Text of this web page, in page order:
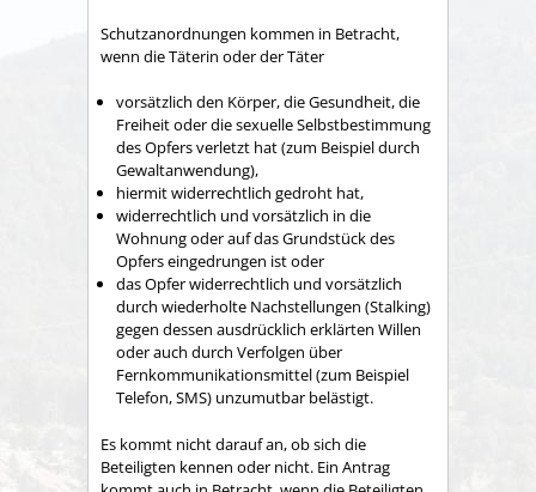
Schutzanordnungen kommen in Betracht,
wenn die Täterin oder der Täter
vorsätzlich den Körper, die Gesundheit, die
Freiheit oder die sexuelle Selbstbestimmung
des Opfers verletzt hat(zum Beispiel durch
Gewaltanwendung),
hiermit widerrechtlich gedroht hat,
widerrechtlich und vorsätzlich in die
Wohnung oder auf das Grundstück des
Opfers eingedrungen ist oder
das Opfer widerrechtlich und vorsätzlich
durch wiederholte Nachstellungen (Stalking)
gegen dessen ausdrücklich erklärten Willen
oder auch durch Verfolgen über
Fernkommunikationsmittel(zum Beispiel
Telefon, SMS) unzumutbar belästigt.
Es kommt nicht darauf an, ob sich die
Beteiligten kennen oder nicht. Ein Antrag